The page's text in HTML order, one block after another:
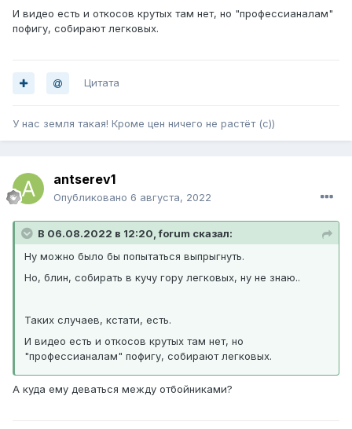
И видео есть и откосов крутых там нет, но "профессианалам"
пофигу, собирают легковых.
Цитата
У нас земля такая! Кроме цен ничего не растёт (с))
antserev1
Опубликовано 6 августа, 2022
В 06.08.2022 в 12:20, forum сказал:
Ну можно было бы попытаться выпрыгнуть.
Но, блин, собирать в кучу гору легковых, ну не знаю..
Таких случаев, кстати, есть.
И видео есть и откосов крутых там нет, но
"профессианалам" пофигу, собирают легковых.
А куда ему деваться между отбойниками?